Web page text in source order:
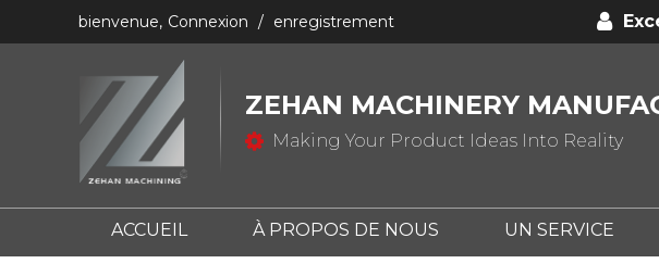
bienvenue, Connexion / enregistrement
ZEHAN MACHINERY
Making Your Product Ideas Into Reality
ACCUEIL À PROPOS DE NOUS UN SERVICE